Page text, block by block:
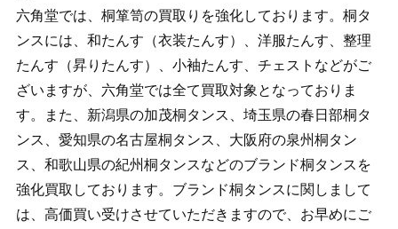
六角堂では、桐箪笥の買取りを強化しております。桐タ
ンスには、和たんす（衣装たんす）、洋服たんす、整理
たんす（昇りたんす）、小袖たんす、チェストなどがご
ざいますが、六角堂では全て買取対象となっておりま
す。また、新潟県の加茂桐タンス、埼玉県の春日部桐タ
ンス、愛知県の名古屋桐タンス、大阪府の泉州桐タン
ス、和歌山県の紀州桐タンスなどのブランド桐タンスを
強化買取しております。ブランド桐タンスに関しまして
は、高価買い受けさせていただきますので、お早めにご